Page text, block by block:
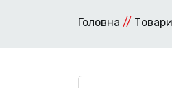
Головна // Товари